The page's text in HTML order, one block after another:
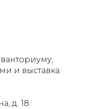
и выставка
д. 18.